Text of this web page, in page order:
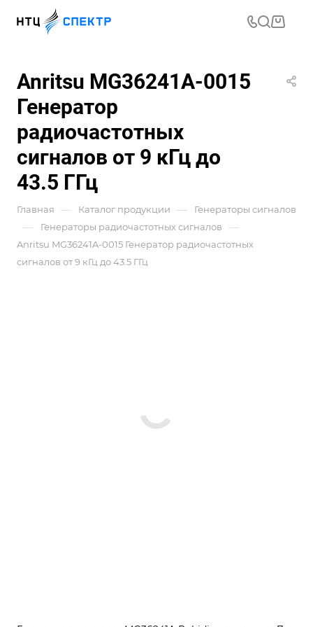
Anritsu MG36241A-0015
Генератор
радиочастотных
сигналов от 9 кГц до
43.5 ГГц
Главная — Каталог продукции — Генераторы сигналов
— Генераторы радиочастотных сигналов —
Anritsu MG36241A-0015 Генератор радиочастотных
сигналов от 9 кГц до 43.5 ГГц